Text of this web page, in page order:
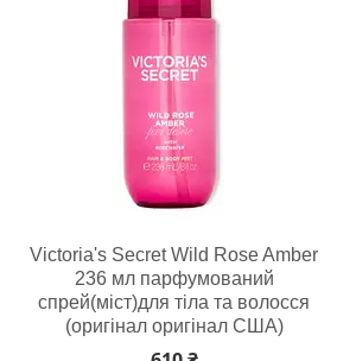
Victoria's Secret Wild Rose Amber
236 мл парфумований
спрей(міст)для тіла та волосся
(оригінал оригінал США)